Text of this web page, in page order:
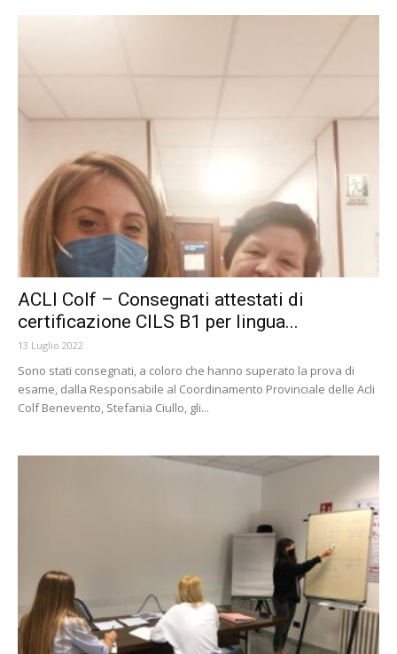
ACLI Colf – Consegnati attestati di
certificazione CILS B1 per lingua...
13 Luglio 2022
Sono stati consegnati, a coloro che hanno superato la prova di
esame, dalla Responsabile al Coordinamento Provinciale delle Acli
Colf Benevento, Stefania Ciullo, gli...